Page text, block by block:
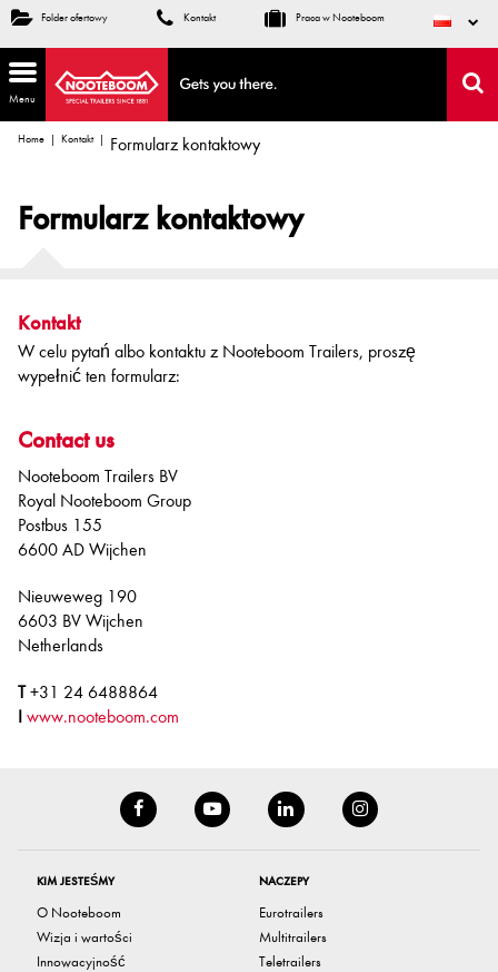
Folder ofertowy Kontakt Praca w Nooteboom
Menu
Home Kontakt Formularz kontaktowy
Formularz kontaktowy
Kontakt
W celu pytań albo kontaktu z Nooteboom Trailers, proszę
wypełnić ten formularz:
Contact us
Nooteboom Trailers BV
Royal Nooteboom Group
Postbus 155
6600 AD Wijchen
Nieuweweg 190
6603 BV Wijchen
Netherlands
T+31 24 6488864
I www.nooteboom.com
KIM JESTEŚMY
O Nooteboom
Wizja i wartości
Innowacyjność
NACZEPY
Eurotrailers
Multitrailers
Teletrailers